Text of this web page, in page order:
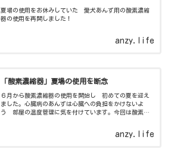
夏場の使用をお休みしていた 愛犬あんず用の酸素濃縮
器の使用を再開しました！
anzy.life
「酸素濃縮器」夏場の使用を断念
６月から酸素濃縮器の使用を開始し 初めての夏を迎え
ました。心臓病のあんずは心臓への負担をかけないよ
う 部屋の温度管理に気を付けています。今回は酸素ゲ
anzy.life